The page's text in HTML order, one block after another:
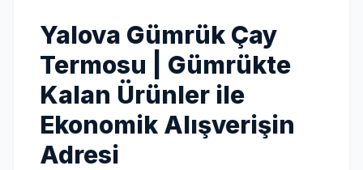
Yalova Gümrük Çay
Termosu | Gümrükte
Kalan Ürünler ile
Ekonomik Alışverişin
Adresi